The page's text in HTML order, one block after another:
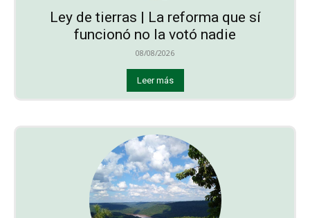
Ley de tierras | La reforma que sí
funcionó no la votó nadie
08/08/2026
Leer más